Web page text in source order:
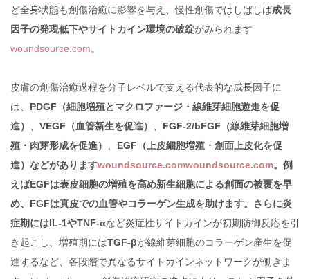
ど全身状態も創傷治癒に影響を与え、慢性創傷ではしばしば成長
因子の発現低下やサイトカイン環境の破綻がみられます
woundsource.com。
皮膚の創傷治癒過程を分子レベルで支える代表的な成長因子に
は、 PDGF（細胞増殖とマクロファージ・線維芽細胞遊走を促
進）
VEGF（血管新生を促進）
FGF-2/bFGF（線維芽細胞増
殖・肉芽形成を促進）
EGF（上皮細胞増殖・創面上皮化を促
進）などがありますwoundsource.comwoundsource.com。例
えばEGFは表皮細胞の増殖を高め新生細胞による創面の被覆を早
め、FGFは真皮での血管やコラーゲン生成を助けます。さらに炎
症期にはIL-1やTNF-αなど炎症性サイトカインが初期防御反応を引
き起こし、増殖期にはTGF-βが線維芽細胞のコラーゲン産生を促
進するなど、各段階で異なるサイトカインネットワークが働きま